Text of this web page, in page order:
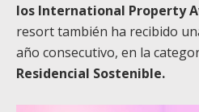
los International Property
resort también ha recibido
año consecutivo, en la
Residencial Sostenible.